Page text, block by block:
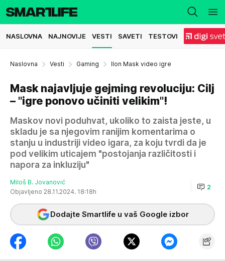
NASLOVNA NAJNOVIJE VESTI SAVETI TESTOVI
Naslovna Vesti Gaming Ilon Mask video igre
Mask najavljuje gejming revoluciju: Cilj
– "igre ponovo učiniti velikim"!
Maskov novi poduhvat, ukoliko to zaista jeste, u
skladu je sa njegovim ranijim komentarima o
stanju u industriji video igara, za koju tvrdi da je
pod velikim uticajem "postojanja različitosti i
napora za inkluziju"
Miloš B. Jovanović
Objavljeno 28.11.2024. 18:18h
2
Dodajte Smartlife u vaš Google izbor